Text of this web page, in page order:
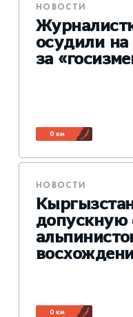
НОВОСТИ
осудили на
за
0 км
НОВОСТИ
допускную
0 км